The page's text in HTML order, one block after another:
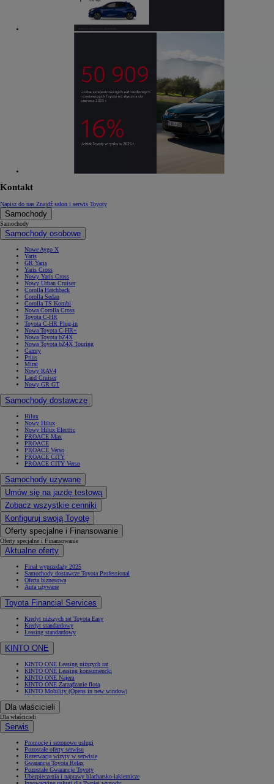
Kontakt
Napisz do nas Znajdź salon i serwis Toyoty
Samochody
Samochody
Samochody osobowe
Nowe Aygo X
Yaris
GR Yaris
Yaris Cross
Nowy Yaris Cross
Nowy Urban Cruiser
Corolla Hatchback
Corolla Sedan
Corolla TS Kombi
Nowa Corolla Cross
Toyota C-HR
Toyota C-HR Plug-in
Nowa Toyota C-HR+
Nowa Toyota bZ4X
Nowa Toyota bZ4X Touring
Camry
Prius
Mirai
Nowy RAV4
Land Cruiser
Nowy GR GT
Samochody dostawcze
Hilux
Nowy Hilux
Nowy Hilux Electric
PROACE Max
PROACE
PROACE Verso
PROACE CITY
PROACE CITY Verso
Samochody używane
Umów się na jazdę testową
Zobacz wszystkie cenniki
Konfiguruj swoją Toyotę
Oferty specjalne i Finansowanie
Oferty specjalne i Finansowanie
Aktualne oferty
Finał wyprzedaży 2025
Samochody dostawcze Toyota Professional
Oferta biznesowa
Auta używane
Toyota Financial Services
Kredyt niższych rat Toyota Easy
Kredyt standardowy
Leasing standardowy
KINTO ONE
KINTO ONE Leasing niższych rat
KINTO ONE Leasing konsumencki
KINTO ONE Najem
KINTO ONE Zarządzanie flotą
KINTO Mobility (Opens in new window)
Dla właścicieli
Dla właścicieli
Serwis
Promocje i sezonowe usługi
Pozostałe oferty serwisu
Rezerwacja wizyty w serwisie
Gwarancja Toyota Relax
Pozostałe Gwarancje Toyoty
Ubezpieczenia i naprawy blacharsko-lakiernicze